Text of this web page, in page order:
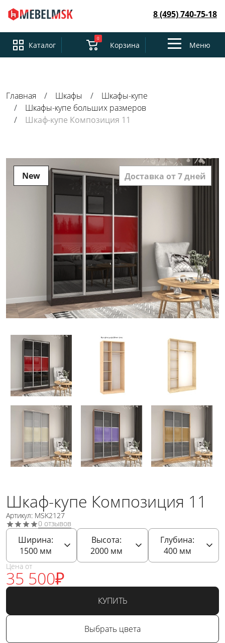
8 (495) 740-75-18
Каталог
0
Корзина
ToggleМеню
Главная Шкафы
Шкафы-купе
Шкафы-купе больших размеров
Шкаф-купе Композиция 11
New Доставка от 7 дней
Шкаф-купе Композиция 11
Артикул: MSK2127
0 отзывов
Ширина:
1500мм
Высота:
2000мм
Глубина:
400мм
Цена от
35 500₽
КУПИТЬ
Выбрать цвета